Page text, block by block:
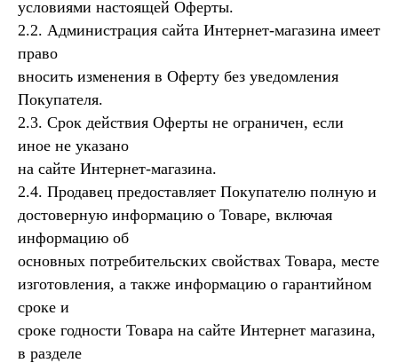
условиями настоящей Оферты.
2.2. Администрация сайта Интернет-магазина имеет
право
вносить изменения в Оферту без уведомления
Покупателя.
2.3. Срок действия Оферты не ограничен, если
иное не указано
на сайте Интернет-магазина.
2.4. Продавец предоставляет Покупателю полную и
достоверную информацию о Товаре, включая
информацию об
основных потребительских свойствах Товара, месте
изготовления, а также информацию о гарантийном
сроке и
сроке годности Товара на сайте Интернет магазина,
в разделе